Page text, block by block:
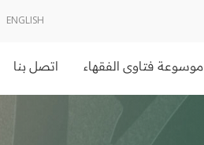
ENGLISH
موسوعة فتاوى الفقهاء اتصل بنا